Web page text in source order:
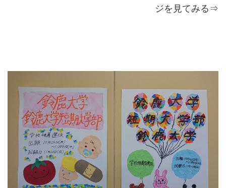
ジを見てみる⇒